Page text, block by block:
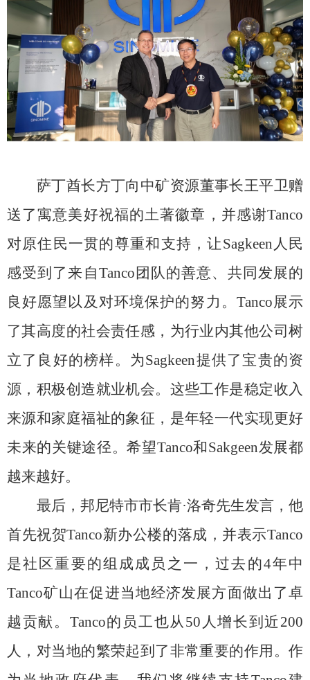
萨丁酋长方丁向中矿资源董事长王平卫赠
送了寓意美好祝福的土著徽章，并感谢Tanco
对原住民一贯的尊重和支持，让Sagkeen人民
感受到了来自Tanco团队的善意、共同发展的
良好愿望以及对环境保护的努力。Tanco展示
了其高度的社会责任感，为行业内其他公司树
立了良好的榜样。为Sagkeen提供了宝贵的资
源，积极创造就业机会。这些工作是稳定收入
来源和家庭福祉的象征，是年轻一代实现更好
未来的关键途径。希望Tanco和Sakgeen发展都
越来越好。
最后，邦尼特市市长肯·洛奇先生发言，他
首先祝贺Tanco新办公楼的落成，并表示Tanco
是社区重要的组成成员之一，过去的4年中
Tanco矿山在促进当地经济发展方面做出了卓
越贡献。 Tanco的员工也从 50 人增长到近200
人，对当地的繁荣起到了非常重要的作用。作